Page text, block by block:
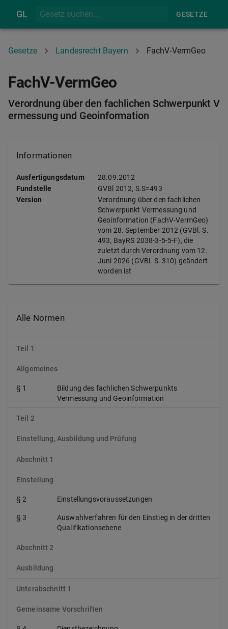
GL GESETZE
Gesetze Landesrecht Bayern FachV-VermGeo
FachV-VermGeo
Verordnung über den fachlichen Schwerpunkt V
ermessung und Geoinformation
Informationen
Ausfertigungsdatum
28.09.2012
Fundstelle
GVBl 2012, S.S=493
Version
Verordnung über den fachlichen
Schwerpunkt Vermessung und
Geoinformation (FachV-VermGeo)
vom 28. September 2012 (GVBl. S.
493, BayRS 2038-3-5-5-F), die
zuletzt durch Verordnung vom 12.
Juni 2026 (GVBl. S. 310) geändert
worden ist
Alle Normen
Teil 1
Allgemeines
§ 1
Bildung des fachlichen Schwerpunkts
Vermessung und Geoinformation
Teil 2
Einstellung, Ausbildung und Prüfung
Abschnitt 1
Einstellung
§ 2 Einstellungsvoraussetzungen
§ 3
Auswahlverfahren für den Einstieg in der dritten
Qualifikationsebene
Abschnitt 2
Ausbildung
Unterabschnitt 1
Gemeinsame Vorschriften